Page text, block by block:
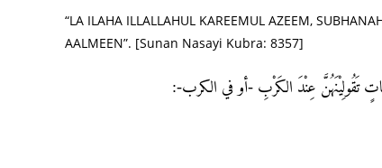
“LA ILAHA ILLALLAHUL KAREEMUL AZEEM,
AALMEEN”. [Sunan Nasayi Kubra: 8357]
تَقُولِيْنَهُنَّ عِنْدَ الكَرْبِ -أو في الكرب-: